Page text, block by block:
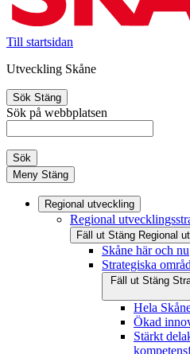
Till startsidan
Utveckling Skåne
Sök Stäng
Sök på webbplatsen
Sök
Meny Stäng
Regional utveckling
Regional
Fäll ut Stäng Regional
Skåne här och nu
Strategiska
Fäll ut Stäng
Hela
Ökad
Stärkt